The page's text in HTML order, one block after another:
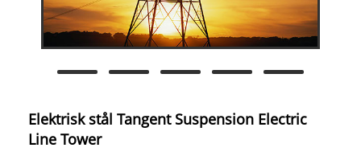
Elektrisk stål Tangent Suspension Electric
Line Tower